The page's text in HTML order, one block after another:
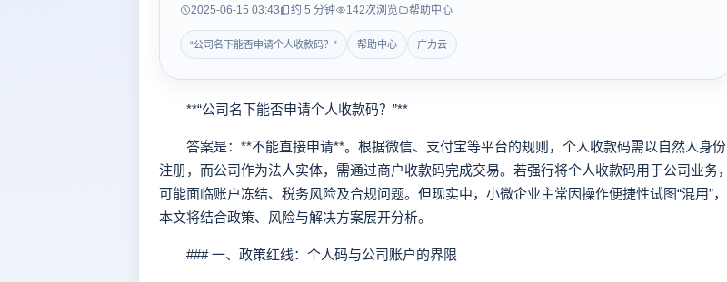
2025-06-15 03:43 约 5 分钟 142次浏览 帮助中心
“公司名下能否申请个人收款码？” 帮助中心 广力云
**“公司名下能否申请个人收款码？”**
答案是：**不能直接申请**。根据微信、支付宝等平台的规则，个人收款码需以自然人身份
注册，而公司作为法人实体，需通过商户收款码完成交易。若强行将个人收款码用于公司业务，
可能面临账户冻结、税务风险及合规问题。但现实中，小微企业主常因操作便捷性试图“混用”，
本文将结合政策、风险与解决方案展开分析。
### 一、政策红线：个人码与公司账户的界限